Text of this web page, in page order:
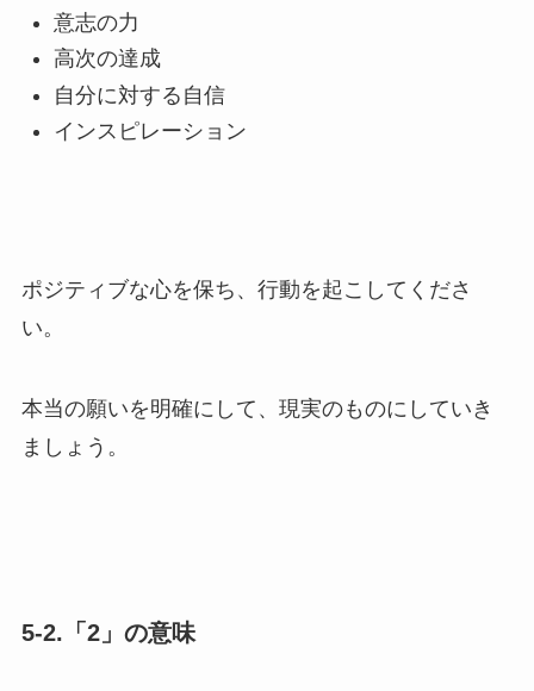
意志の力
高次の達成
自分に対する自信
インスピレーション
ポジティブな心を保ち、行動を起こしてくださ
い。
本当の願いを明確にして、現実のものにしていき
ましょう。
5-2.「2」の意味